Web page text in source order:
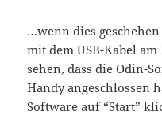
…wenn dies
mit dem USB-Kabel
sehen, dass die Odin-
Handy angeschlossen
Software auf “Start”